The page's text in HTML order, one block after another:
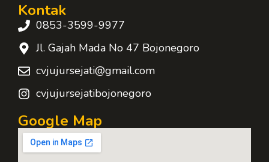
Kontak
0853-3599-9977
Jl. Gajah Mada No 47 Bojonegoro
cvjujursejati@gmail.com
cvjujursejatibojonegoro
Google Map